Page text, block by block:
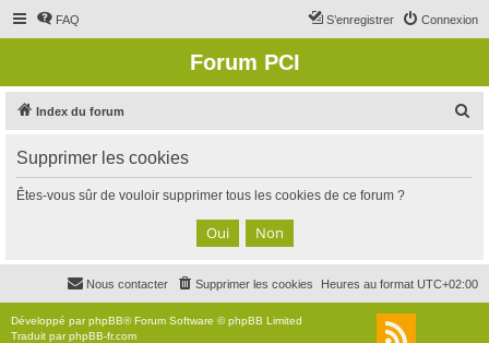
FAQ Connexion
S’enregistrer
Forum PCI
Index du forum
c
Supprimer les cookies
Êtes-vous sûr de vouloir supprimer tous les cookies de ce forum ?
Heures au format UTC+02:00
Supprimer les cookies
Nous contacter
Développé parphpBB® Forum Software © phpBB Limited
Traduit parphpBB-fr.com